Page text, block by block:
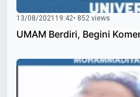
13/08/2021 19:42• 852 views
UMAM Berdiri, Begini